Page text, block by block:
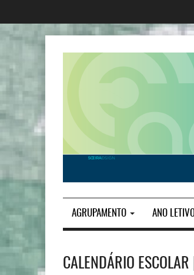
AGRUPAMENTO ANO
CALENDÁRIO